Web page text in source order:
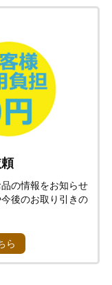
の情報をお知らせ
後のお取り引きの
ら